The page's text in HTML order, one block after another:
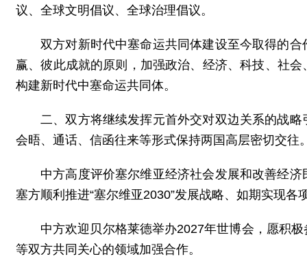
议、全球文明倡议、全球治理倡议。
双方对新时代中塞命运共同体建设至今取得的
赢、彼此成就的原则，加强政治、经济、科技、社
构建新时代中塞命运共同体。
二、双方将继续发挥元首外交对双边关系的战
会晤、通话、信函往来等形式保持两国高层密切交往
中方高度评价塞尔维亚经济社会发展和改善经
塞方顺利推进“塞尔维亚2030”发展战略、如期实现
中方欢迎贝尔格莱德举办2027年世博会，愿积
等双方共同关心的领域加强合作。